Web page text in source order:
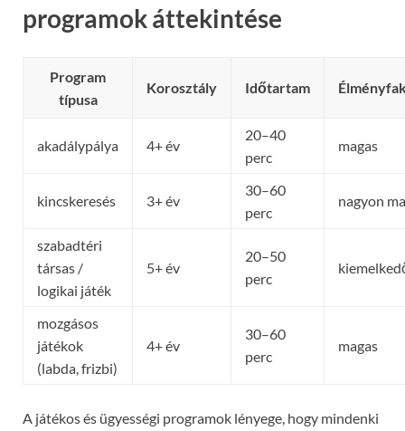
programok áttekintése
Program
típusa
Korosztály Időtartam
akadálypálya 4+ év
20–40
perc
magas
kincskeresés 3+ év
30–60
perc
nagyon
szabadtéri
társas /
logikai játék
5+ év
20–50
perc
mozgásos
játékok
(labda, frizbi)
4+ év
30–60
perc
magas
A játékos és ügyességi programok lényege, hogy mindenki